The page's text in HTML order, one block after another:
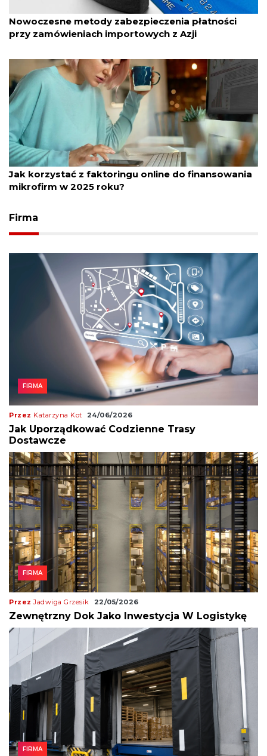
przez Katarzyna Kot 18/11/2025
Nowoczesne metody zabezpieczenia płatności
przy zamówieniach importowych z Azji
przez Katarzyna Kot 04/11/2025
Jak korzystać z faktoringu online do finansowania
mikrofirm w 2025 roku?
Firma
FIRMA
Przez Katarzyna Kot 24/06/2026
Jak Uporządkować Codzienne Trasy
Dostawcze
FIRMA
PrzezJadwiga Grzesik 22/05/2026
Zewnętrzny Dok Jako Inwestycja W Logistykę
FIRMA